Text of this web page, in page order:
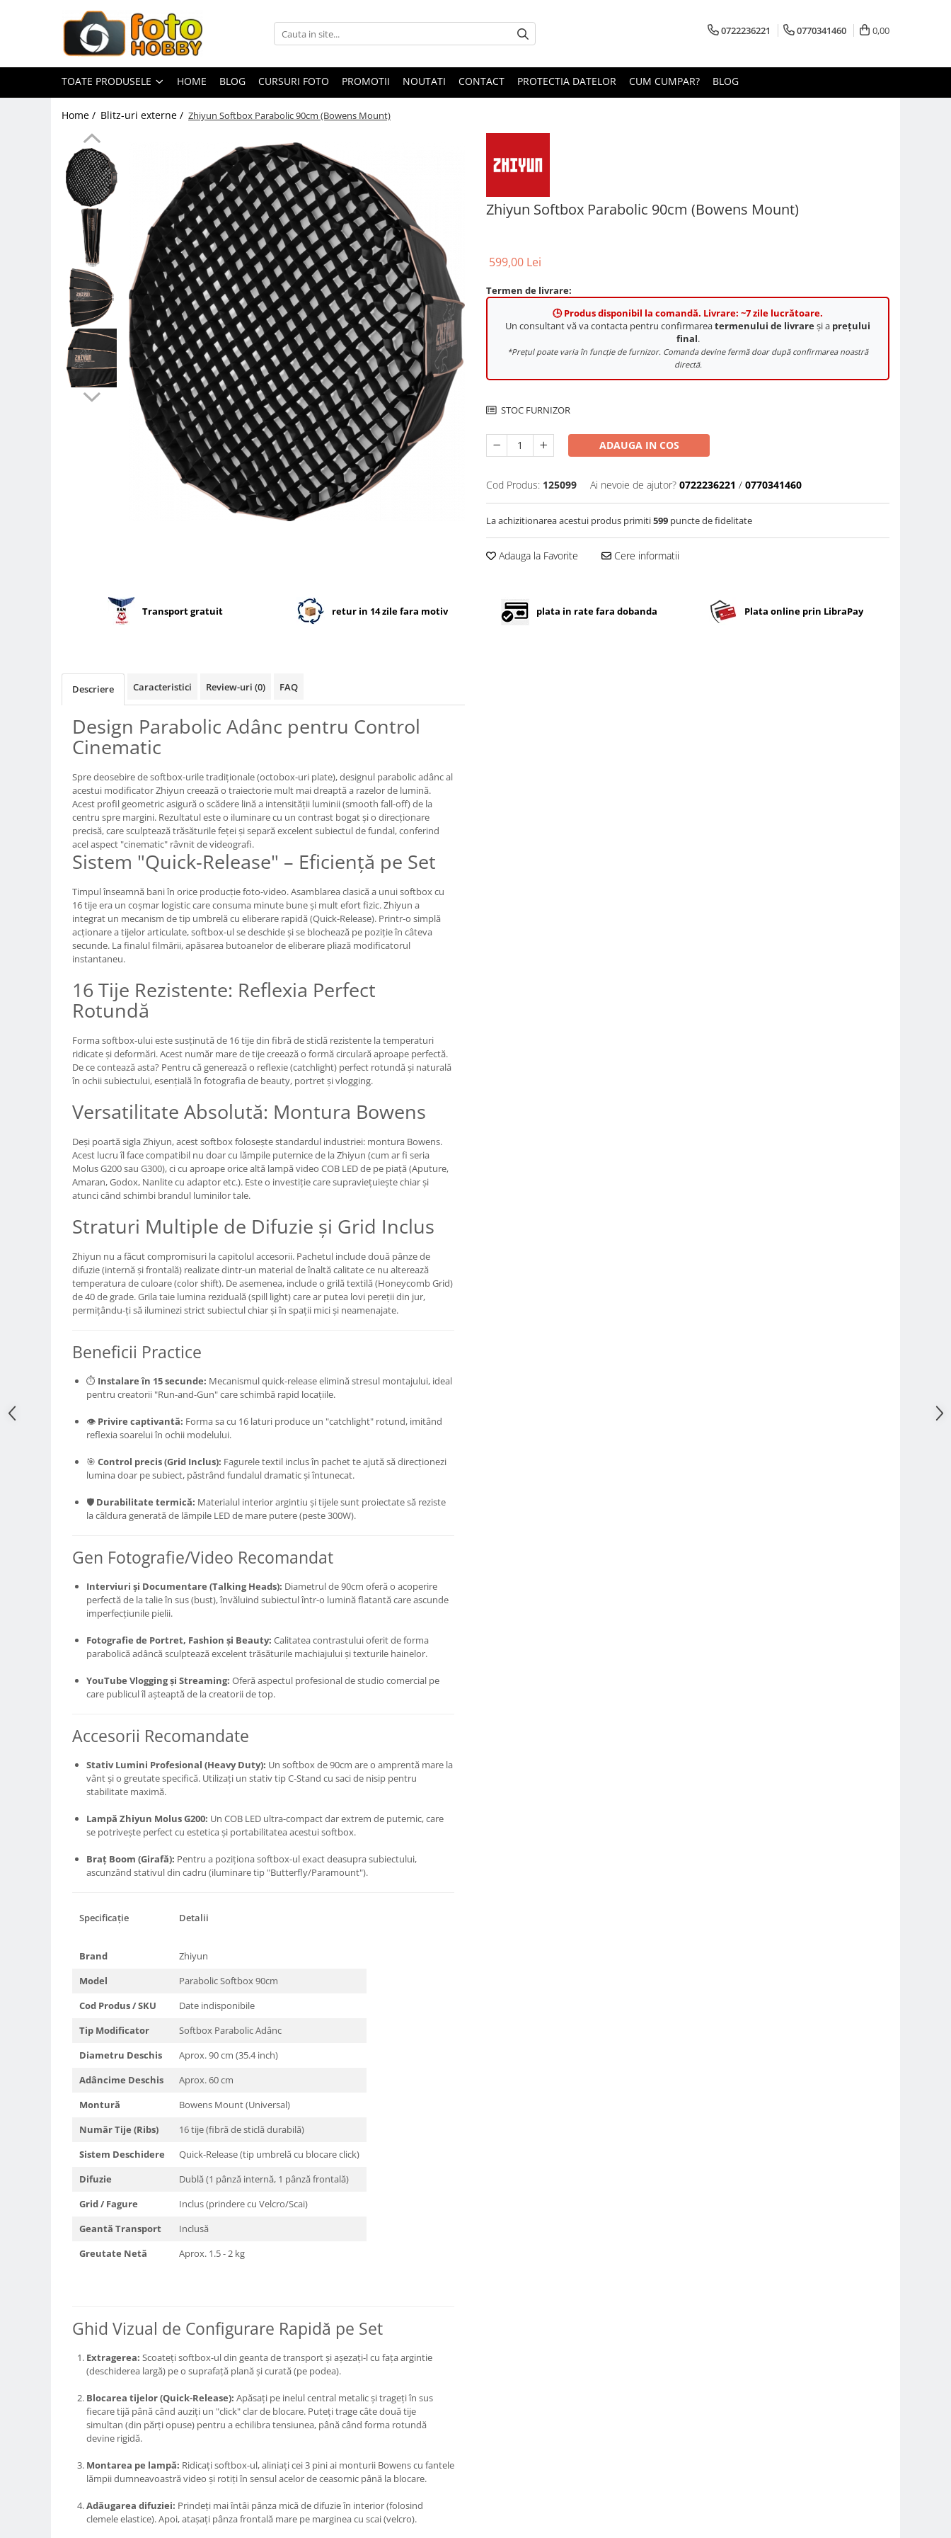
Toate Produsele
Aparate Foto
Aparate Foto Mirrorless
Aparate Foto DSLR
Aparate Foto Compacte
Aparate foto instant
Aparate foto pe film
Obiective foto si accesorii
Obiective Mirorless
Obiective DSLR
Huse si tocuri protectie obiective
Obiective Cinematice
Teleconvertoare
Adaptoare montura / baioneta
Capace obiectiv si camera
Blitz-uri TTL - Dedicate
Adaptoare stativ port umbrela si
Comander TTL
Alimentare auxiliara blitz
Protectie patina apa, ploaie
Bounce-uri, Softbox-uri
Ring-Flash Adaptor
Huse protectie blitz extern
Huse protectie filtre gel
Accesorii Aparate Digitale
Carduri memorie, Cititoare
Carduri memorie
Cititoare carduri
Huse protectie card memorie
LCD protectie
Acumulatori si baterii
Acumulatori Foto
Acumulatori AA/AAA (R6/R3)) si
Tablete grafice
Adaptoare pentru convertoare sau
integrare in sisteme video
Curatare Senzor
Huse de ploaie
Transmitator de fisiere fara fir
Accesorii diverse
Genti, Rucsacuri, Troller foto
Genti Holster TopLoader
Genti, Troller Video
Only One Shoulder - SlingShot
Hamuri si Centuri foto
Genti Laptop si iPad
Hand Strap / Grip
Accesorii genti si trollere
Solid-State Drive (SSD)
Video / Camere si accesorii
Camere Video Cinematice
Accesorii camere video de actiune
Accesorii drone
Acumulatori camere video
Stabilizatoare (Gimbal) / Steady
Huse Protectie / Ploaie camere
Camere Video Compacte
Trepiede si monopiede
Cap trepied si monopied
Carucioare trepied (Dolly)
Placute cap trepied
Huse trepied / stativ lumini
Sina Focus pentru Macro
Accesorii trepiede si monopiede
Studio/Lumini si accesorii
0722236221 0770341460 0,00
TOATE PRODUSELE HOME BLOG CURSURI FOTO PROMOTII NOUTATI CONTACT PROTECTIA DATELOR CUM CUMPAR? BLOG
Home / Blitz-uri externe / Zhiyun Softbox Parabolic 90cm (Bowens Mount)
Zhiyun Softbox Parabolic 90cm (Bowens Mount)
599,00 Lei
Termen de livrare:
🕒 Produs disponibil la comandă. Livrare: ~7 zile lucrătoare.
Un consultant vă va contacta pentru confirmareatermenului de livrareși a prețului
final.
*Prețul poate varia în funcție de furnizor. Comanda devine fermă doar după confirmarea noastră
directă.
STOC FURNIZOR
ADAUGA IN COS
Cod Produs: 125099 Ai nevoie de ajutor? 0722236221 / 0770341460
La achizitionarea acestui produs primiti599 puncte de fidelitate
Adauga la Favorite Cere informatii
Transport gratuit retur in 14 zile fara motiv plata in rate fara dobanda Plata online prin LibraPay
Descriere Caracteristici Review-uri (0) FAQ
Design Parabolic Adânc pentru Control
Cinematic
Spre deosebire de softbox-urile tradiționale (octobox-uri plate), designul parabolic adânc al
acestui modificator Zhiyun creează o traiectorie mult mai dreaptă a razelor de lumină.
Acest profil geometric asigură o scădere lină a intensității luminii (smooth fall-off) de la
centru spre margini. Rezultatul este o iluminare cu un contrast bogat și o direcționare
precisă, care sculptează trăsăturile feței și separă excelent subiectul de fundal, conferind
acel aspect "cinematic" râvnit de videografi.
Sistem "Quick-Release" – Eficiență pe Set
Timpul înseamnă bani în orice producție foto-video. Asamblarea clasică a unui softbox cu
16 tije era un coșmar logistic care consuma minute bune și mult efort fizic. Zhiyun a
integrat un mecanism de tip umbrelă cu eliberare rapidă (Quick-Release). Printr-o simplă
acționare a tijelor articulate, softbox-ul se deschide și se blochează pe poziție în câteva
secunde. La finalul filmării, apăsarea butoanelor de eliberare pliază modificatorul
instantaneu.
16 Tije Rezistente: Reflexia Perfect
Rotundă
Forma softbox-ului este susținută de 16 tije din fibră de sticlă rezistente la temperaturi
ridicate și deformări. Acest număr mare de tije creează o formă circulară aproape perfectă.
De ce contează asta? Pentru că generează o reflexie (catchlight) perfect rotundă și naturală
în ochii subiectului, esențială în fotografia de beauty, portret și vlogging.
Versatilitate Absolută: Montura Bowens
Deși poartă sigla Zhiyun, acest softbox folosește standardul industriei: montura Bowens.
Acest lucru îl face compatibil nu doar cu lămpile puternice de la Zhiyun (cum ar fi seria
Molus G200 sau G300), ci cu aproape orice altă lampă video COB LED de pe piață (Aputure,
Amaran, Godox, Nanlite cu adaptor etc.). Este o investiție care supraviețuiește chiar și
atunci când schimbi brandul luminilor tale.
Straturi Multiple de Difuzie și Grid Inclus
Zhiyun nu a făcut compromisuri la capitolul accesorii. Pachetul include două pânze de
difuzie (internă și frontală) realizate dintr-un material de înaltă calitate ce nu alterează
temperatura de culoare (color shift). De asemenea, include o grilă textilă (Honeycomb Grid)
de 40 de grade. Grila taie lumina reziduală (spill light) care ar putea lovi pereții din jur,
permițându-ți să iluminezi strict subiectul chiar și în spații mici și neamenajate.
Beneficii Practice
⏱️ Instalare în 15 secunde: Mecanismul quick-release elimină stresul montajului, ideal
pentru creatorii "Run-and-Gun" care schimbă rapid locațiile.
👁️ Privire captivantă: Forma sa cu 16 laturi produce un "catchlight" rotund, imitând
reflexia soarelui în ochii modelului.
🎯 Control precis (Grid Inclus): Fagurele textil inclus în pachet te ajută să direcționezi
lumina doar pe subiect, păstrând fundalul dramatic și întunecat.
🛡️ Durabilitate termică: Materialul interior argintiu și tijele sunt proiectate să reziste
la căldura generată de lămpile LED de mare putere (peste 300W).
Gen Fotografie/Video Recomandat
Interviuri și Documentare (Talking Heads): Diametrul de 90cm oferă o acoperire
perfectă de la talie în sus (bust), învăluind subiectul într-o lumină flatantă care ascunde
imperfecțiunile pielii.
Fotografie de Portret, Fashion și Beauty: Calitatea contrastului oferit de forma
parabolică adâncă sculptează excelent trăsăturile machiajului și texturile hainelor.
YouTube Vlogging și Streaming: Oferă aspectul profesional de studio comercial pe
care publicul îl așteaptă de la creatorii de top.
Accesorii Recomandate
Stativ Lumini Profesional (Heavy Duty): Un softbox de 90cm are o amprentă mare la
vânt și o greutate specifică. Utilizați un stativ tip C-Stand cu saci de nisip pentru
stabilitate maximă.
Lampă Zhiyun Molus G200: Un COB LED ultra-compact dar extrem de puternic, care
se potrivește perfect cu estetica și portabilitatea acestui softbox.
Braț Boom (Girafă): Pentru a poziționa softbox-ul exact deasupra subiectului,
ascunzând stativul din cadru (iluminare tip "Butterfly/Paramount").
Specificație Detalii
Brand
Zhiyun
Model
Parabolic Softbox 90cm
Cod Produs / SKU
Date indisponibile
Tip Modificator
Softbox Parabolic Adânc
Diametru Deschis
Aprox. 90 cm (35.4 inch)
Adâncime Deschis
Aprox. 60 cm
Montură
Bowens Mount (Universal)
Număr Tije (Ribs)
16 tije (fibră de sticlă durabilă)
Sistem Deschidere
Quick-Release (tip umbrelă cu blocare click)
Difuzie
Dublă (1 pânză internă, 1 pânză frontală)
Grid / Fagure
Inclus (prindere cu Velcro/Scai)
Geantă Transport
Inclusă
Greutate Netă
Aprox. 1.5 - 2 kg
Ghid Vizual de Configurare Rapidă pe Set
Extragerea: Scoateți softbox-ul din geanta de transport și așezați-l cu fața argintie
(deschiderea largă) pe o suprafață plană și curată (pe podea).
Blocarea tijelor (Quick-Release): Apăsați pe inelul central metalic și trageți în sus
fiecare tijă până când auziți un "click" clar de blocare. Puteți trage câte două tije
simultan (din părți opuse) pentru a echilibra tensiunea, până când forma rotundă
devine rigidă.
Montarea pe lampă: Ridicați softbox-ul, aliniați cei 3 pini ai monturii Bowens cu fantele
lămpii dumneavoastră video și rotiți în sensul acelor de ceasornic până la blocare.
Adăugarea difuziei: Prindeți mai întâi pânza mică de difuzie în interior (folosind
clemele elastice). Apoi, atașați pânza frontală mare pe marginea cu scai (velcro).